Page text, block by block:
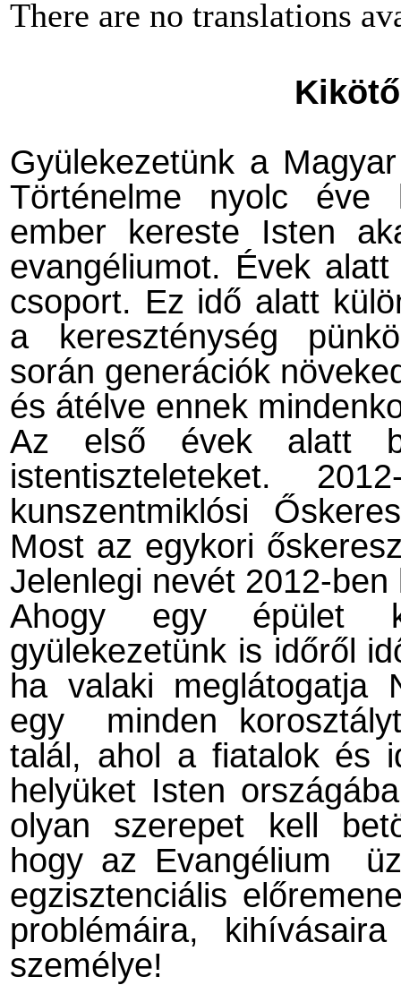
There are no translations
Gyülekezetünk a
Történelme nyolc éve
ember kereste Isten
evangéliumot. Évek
csoport. Ez idő alatt
a kereszténység
során generációk
és átélve ennek
Az első évek alatt
istentiszteleteket.
kunszentmiklósi
Most az egykori
Jelenlegi nevét 2012-
Ahogy egy épület
gyülekezetünk is időről
ha valaki meglátogatja
egy
minden
talál, ahol a fiatalok és
helyüket Isten
olyan szerepet kell
hogy az Evangélium
egzisztenciális
problémáira,
személye!